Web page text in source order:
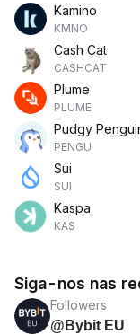
Kamino
KMNO
Cash Cat
CASHCAT
Plume
PLUME
Pudgy
PENGU
Sui
SUI
Kaspa
KAS
Siga-nos nas
Followers
@Bybit EU